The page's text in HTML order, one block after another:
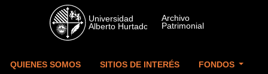
Skip to main content
QUIENES SOMOS SITIOS DE INTERÉS FONDOS